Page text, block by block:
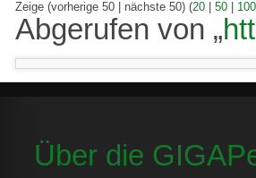
Zeige (vorherige 50 | nächste 50) (20 50 100
Abgerufen von „
Über die